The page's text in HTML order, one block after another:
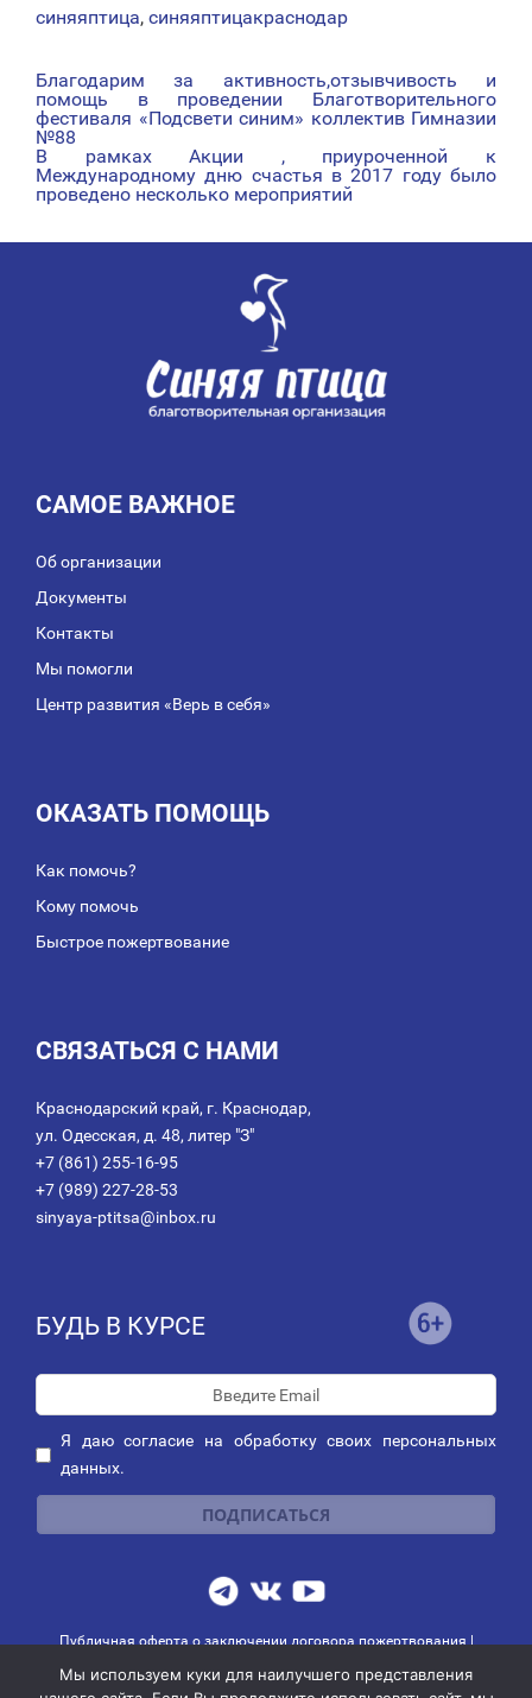
синяяптица, синяяптицакраснодар
НАВИГАЦИЯ
ПО
ЗАПИСЯМ
Благодарим за активность,отзывчивость и
помощь в проведении Благотворительного
фестиваля «Подсвети синим» коллектив Гимназии
№88
В рамках Акции , приуроченной к
Международному дню счастья в 2017 году было
проведено несколько мероприятий
САМОЕ ВАЖНОЕ
Об организации
Документы
Контакты
Мы помогли
Центр развития «Верь в себя»
ОКАЗАТЬ ПОМОЩЬ
Как помочь?
Кому помочь
Быстрое пожертвование
СВЯЗАТЬСЯ С НАМИ
Краснодарский край, г. Краснодар,
ул. Одесская, д. 48, литер "З"
+7 (861) 255-16-95
+7 (989) 227-28-53
sinyaya-ptitsa@inbox.ru
БУДЬ В КУРСЕ
Я даюсогласие на обработку своих персональных
данных.
Публичная оферта о заключении договора пожертвования|
© 2014-2026 АНО благотворительных и социальных программ
Мы используем куки для наилучшего представления